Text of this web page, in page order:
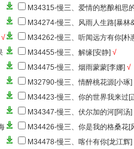
M34315-慢三、爱情的愁酿相思
[易欣&亢美琪] √
M34274-慢三、风雨人生路[暴林
海龙-抖音神曲] √
√
M34262-慢三、听闻远方有你[朴
子]
√M34455-慢三、解缘[安静] √
M34475-慢三、烟雨蒙蒙[李娜] √
M32790-慢三、情醉桃花源[小琢]
M34423-慢三、你的世界我来过[
云]
√M34347-慢三、伏尔加的河[阿汤]
M34426-慢三、你是我的格桑花[
哥]
√M34478-慢三、喀什有你[龙江辉]